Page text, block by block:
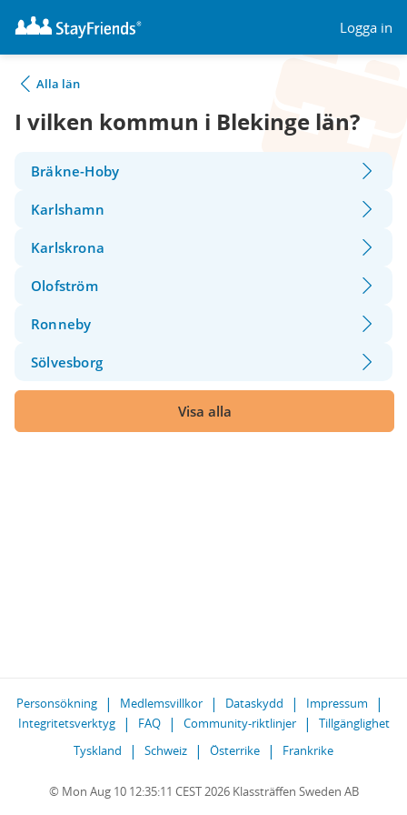
Logga in
Alla län
I vilken kommun i Blekinge län?
Bräkne-Hoby
Karlshamn
Karlskrona
Olofström
Ronneby
Sölvesborg
Visa alla
Personsökning Medlemsvillkor Dataskydd
Impressum
Integritetsverktyg
FAQ Community-riktlinjer
Tillgänglighet
Tyskland
Schweiz Österrike Frankrike
© Mon Aug 10 12:35:11 CEST 2026 Klassträffen Sweden AB